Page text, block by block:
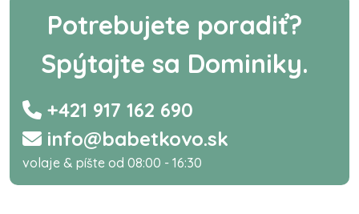
Potrebujete poradiť?
Spýtajte sa Dominiky.
+421 917 162 690
info@babetkovo.sk
volaje & píšte od 08:00 - 16:30